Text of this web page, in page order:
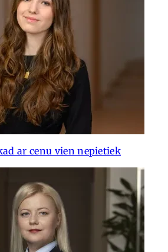
ar cenu vien nepietiek